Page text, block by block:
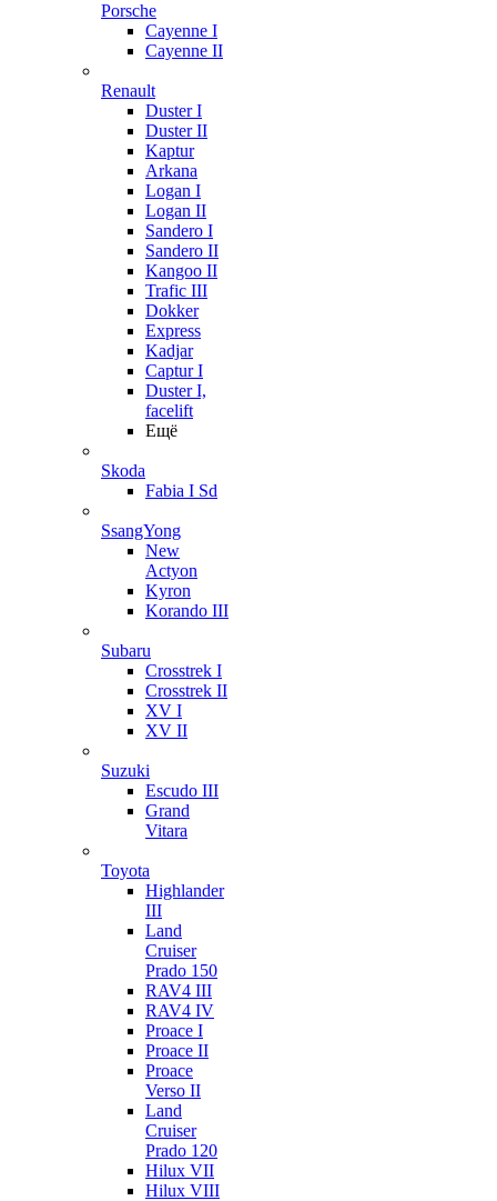
Porsche
Cayenne I
Cayenne II
Renault
Duster I
Duster II
Kaptur
Arkana
Logan I
Logan II
Sandero I
Sandero II
Kangoo II
Trafic III
Dokker
Express
Kadjar
Captur I
Duster I,
facelift
Ещё
Skoda
Fabia I Sd
SsangYong
New
Actyon
Kyron
Korando III
Subaru
Crosstrek I
Crosstrek II
XV I
XV II
Suzuki
Escudo III
Grand
Vitara
Toyota
Highlander
III
Land
Cruiser
Prado 150
RAV4 III
RAV4 IV
Proace I
Proace II
Proace
Verso II
Land
Cruiser
Prado 120
Hilux VII
Hilux VIII